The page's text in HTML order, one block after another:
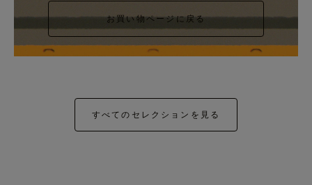
お買い物ページに戻る
すべてのセレクションを見る